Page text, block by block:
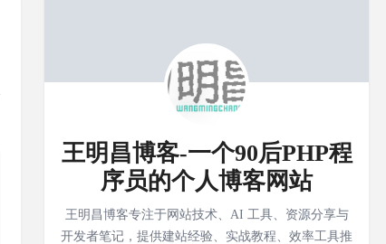
王明昌博客-一个90后PHP程
序员的个人博客网站
王明昌博客专注于网站技术、AI 工具、资源分享与
开发者笔记，提供建站经验、实战教程、效率工具推